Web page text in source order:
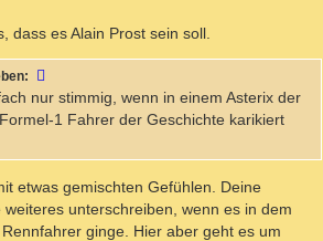
dass es Alain Prost sein soll.
nur stimmig, wenn in einem Asterix der
Formel-1 Fahrer der Geschichte karikiert
etwas gemischten Gefühlen. Deine
unterschreiben, wenn es in dem
ginge. Hier aber geht es um